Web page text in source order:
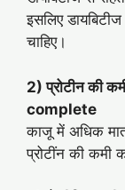
इसलिए
चाहिए।
2) प्रोटीन की
complete
काजू में अधिक
प्रोटींन की कमी